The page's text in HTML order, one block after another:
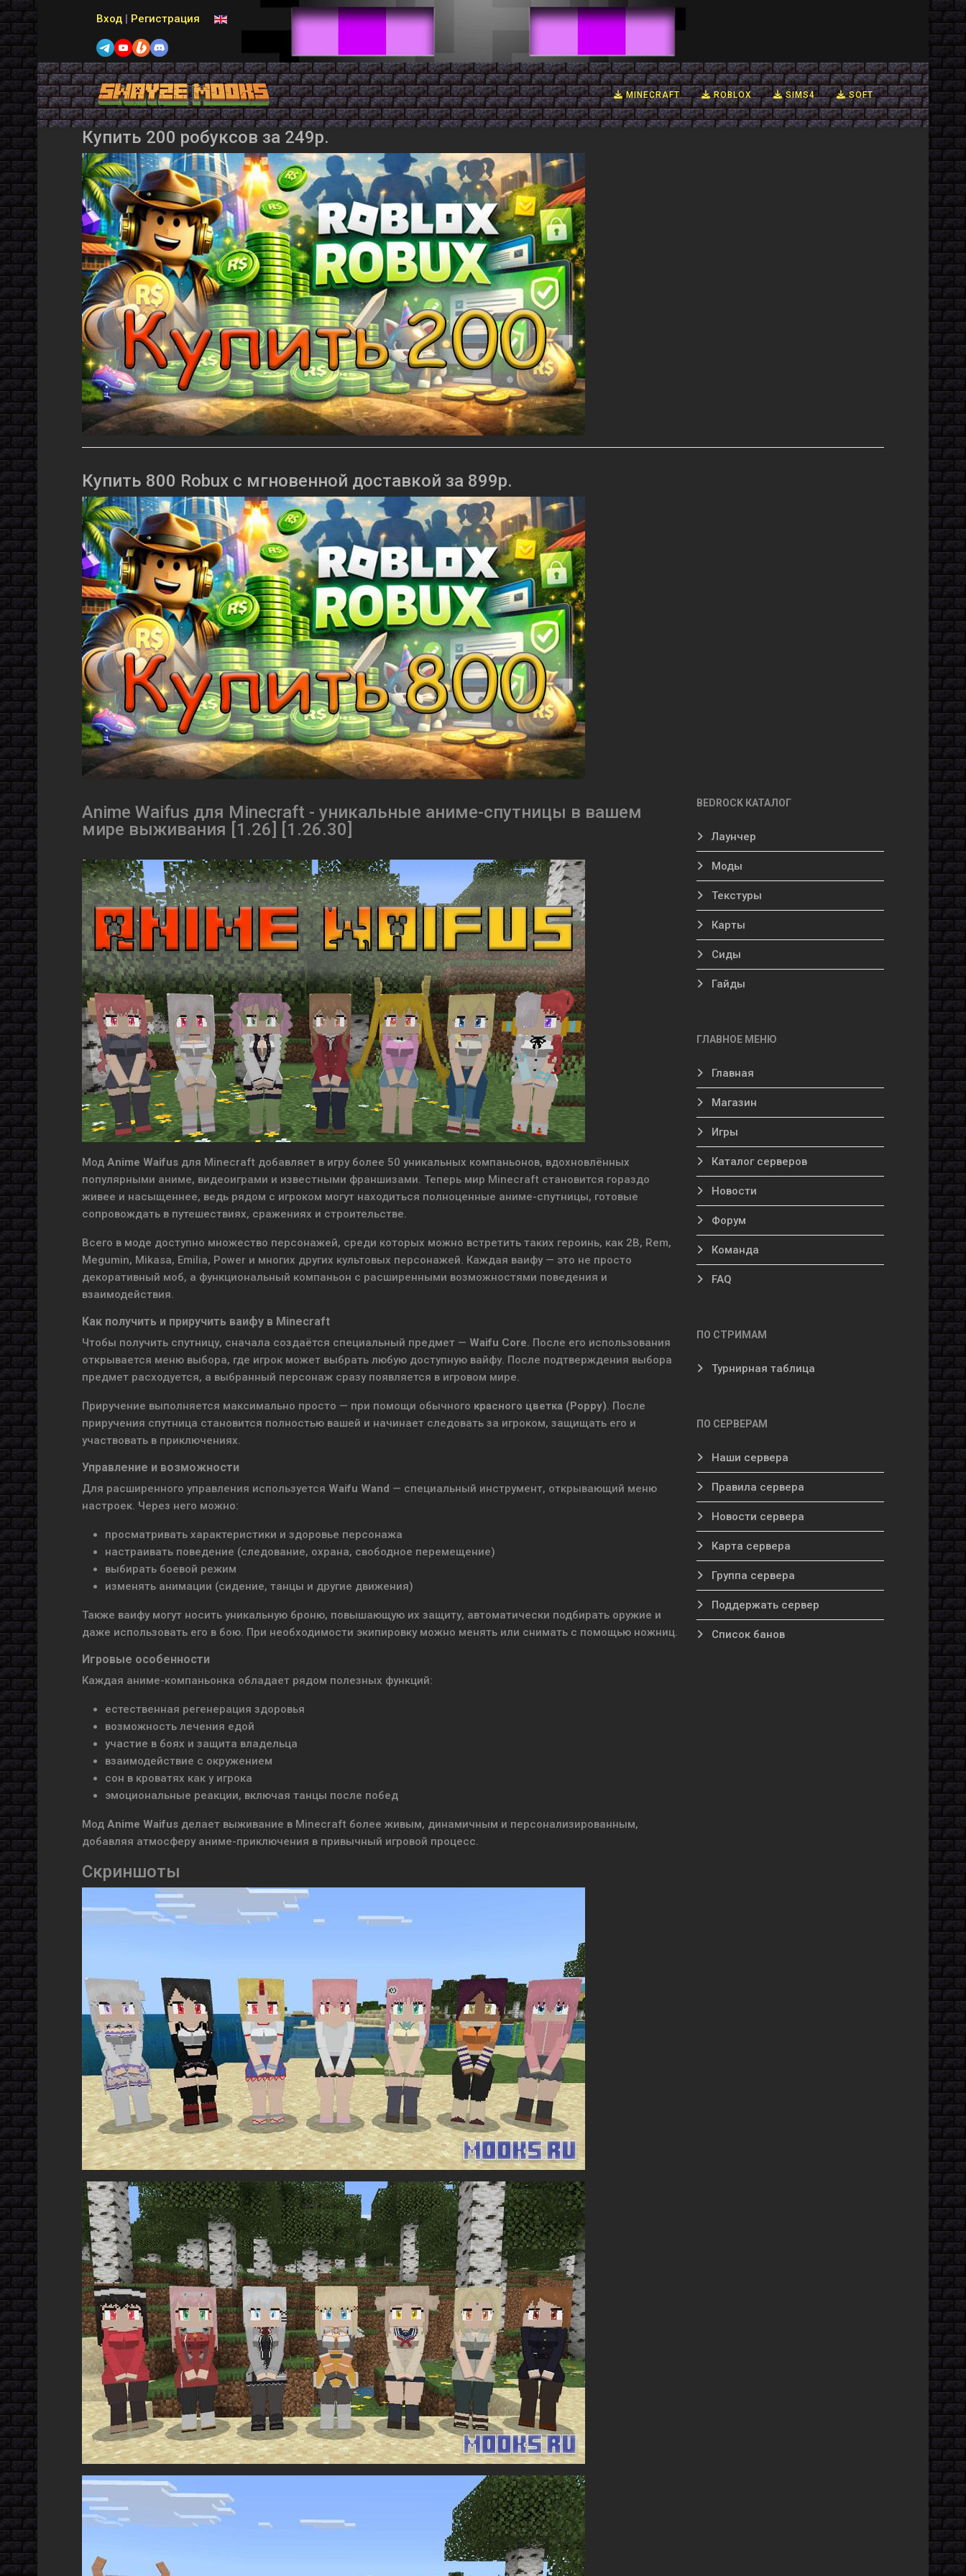
Вход | Регистрация Выберите язык
MINECRAFT ROBLOX SIMS4 SOFT
Купить 200 робуксов за 249р.
Купить 800 Robux с мгновенной доставкой за 899р.
Anime Waifus для Minecraft - уникальные аниме-спутницы в вашем
мире выживания [1.26] [1.26.30]
Мод Anime Waifus для Minecraft добавляет в игру более 50 уникальных компаньонов, вдохновлённых
популярными аниме, видеоиграми и известными франшизами. Теперь мир Minecraft становится гораздо
живее и насыщеннее, ведь рядом с игроком могут находиться полноценные аниме-спутницы, готовые
сопровождать в путешествиях, сражениях и строительстве.
Всего в моде доступно множество персонажей, среди которых можно встретить таких героинь, как 2B, Rem,
Megumin, Mikasa, Emilia, Power и многих других культовых персонажей. Каждая ваифу — это не просто
декоративный моб, а функциональный компаньон с расширенными возможностями поведения и
взаимодействия.
Как получить и приручить ваифу в Minecraft
Чтобы получить спутницу, сначала создаётся специальный предмет — Waifu Core. После его использования
открывается меню выбора, где игрок может выбрать любую доступную вайфу. После подтверждения выбора
предмет расходуется, а выбранный персонаж сразу появляется в игровом мире.
Приручение выполняется максимально просто — при помощи обычного красного цветка (Poppy). После
приручения спутница становится полностью вашей и начинает следовать за игроком, защищать его и
участвовать в приключениях.
Управление и возможности
Для расширенного управления используется Waifu Wand — специальный инструмент, открывающий меню
настроек. Через него можно:
просматривать характеристики и здоровье персонажа
настраивать поведение (следование, охрана, свободное перемещение)
выбирать боевой режим
изменять анимации (сидение, танцы и другие движения)
Также ваифу могут носить уникальную броню, повышающую их защиту, автоматически подбирать оружие и
даже использовать его в бою. При необходимости экипировку можно менять или снимать с помощью ножниц.
Игровые особенности
Каждая аниме-компаньонка обладает рядом полезных функций:
естественная регенерация здоровья
возможность лечения едой
участие в боях и защита владельца
взаимодействие с окружением
сон в кроватях как у игрока
эмоциональные реакции, включая танцы после побед
Мод Anime Waifus делает выживание в Minecraft более живым, динамичным и персонализированным,
добавляя атмосферу аниме-приключения в привычный игровой процесс.
Скриншоты
BEDROCK КАТАЛОГ
Лаунчер
Моды
Текстуры
Карты
Сиды
Гайды
ГЛАВНОЕ МЕНЮ
Главная
Магазин
Игры
Каталог серверов
Новости
Форум
Команда
FAQ
ПО СТРИМАМ
Турнирная таблица
ПО СЕРВЕРАМ
Наши сервера
Правила сервера
Новости сервера
Карта сервера
Группа сервера
Поддержать сервер
Список банов